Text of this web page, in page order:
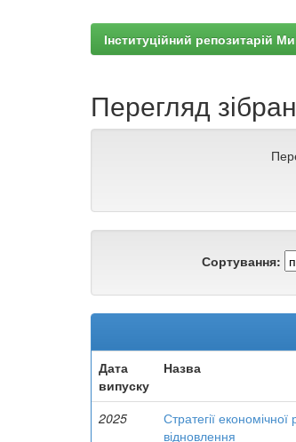
Інституційний репозитарій
Перегляд
Сортування:
Дата
випуску
Назва
2025
Стратегії економічної
відновлення